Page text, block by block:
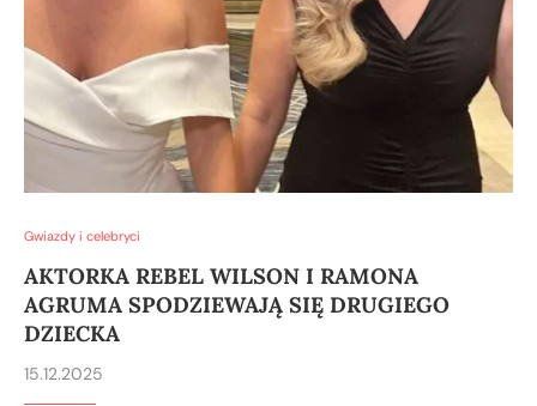
Gwiazdy i celebryci
AKTORKA REBEL WILSON I RAMONA
AGRUMA SPODZIEWAJĄ SIĘ DRUGIEGO
DZIECKA
15.12.2025